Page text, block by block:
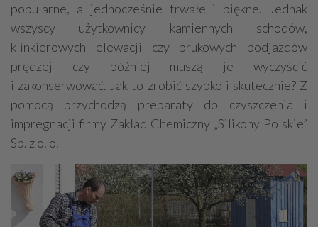
Tworzywa sztuczne
Styropian
System barw
Filtry
Metale
popularne, a jednocześnie trwałe i piękne. Jednak
wszyscy użytkownicy kamiennych schodów,
klinkierowych elewacji czy brukowych podjazdów
prędzej czy później muszą je wyczyścić
i zakonserwować. Jak to zrobić szybko i skutecznie? Z
pomocą przychodzą preparaty do czyszczenia i
impregnacji firmy Zakład Chemiczny „Silikony Polskie”
Sp. z o. o.